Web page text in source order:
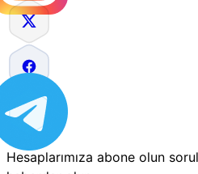
Hesaplarımıza abone olun